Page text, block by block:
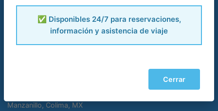
Contactanos
Aviso de Privacidad
¿Dudas con tus pagos?
Manzanillo, Colima, MX
✅ Disponibles 24/7 para reservaciones,
información y asistencia de viaje
Cerrar